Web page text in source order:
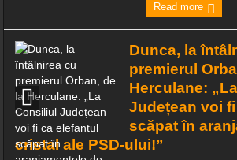
Read more
Dunca, la
premierul
Herculane:
Județean voi fi
scăpat în
cristal ale PSD-ului!”